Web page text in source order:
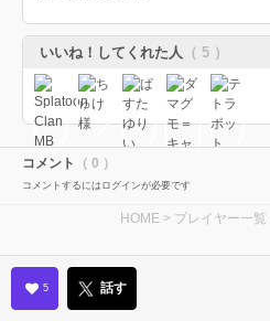
いいね！してくれた人 （ 5 ）
コメント （ 0 ）
コメントするにはログインが必要です
HOME > プレイヤー一覧
5 話す